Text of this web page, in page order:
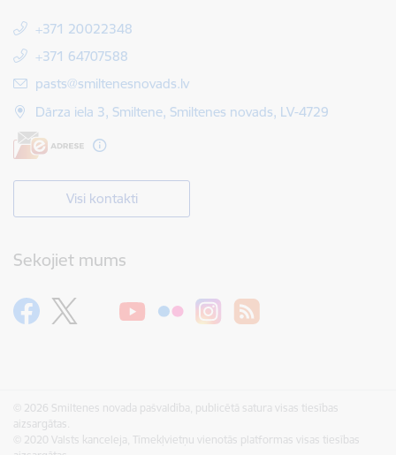
+371 20022348
+371 64707588
E-pasts:
pasts@smiltenesnovads.lv
Dārza iela 3, Smiltene, Smiltenes novads, LV-4729
Visi kontakti
Sekojiet mums
© 2026 Smiltenes novada pašvaldība, publicētā satura visas tiesības
aizsargātas.
© 2020 Valsts kanceleja, Tīmekļvietņu vienotās platformas visas tiesības